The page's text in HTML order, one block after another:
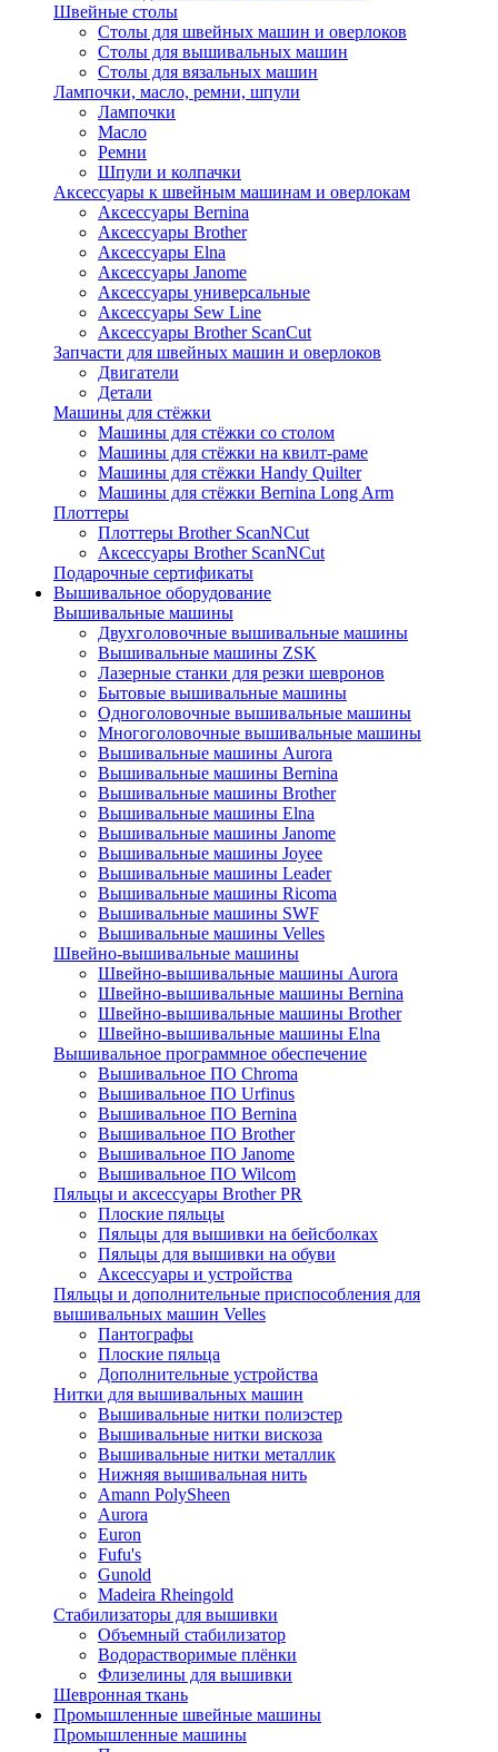
Швейные столы
Столы для швейных машин и оверлоков
Столы для вышивальных машин
Столы для вязальных машин
Лампочки, масло, ремни, шпули
Лампочки
Масло
Ремни
Шпули и колпачки
Аксессуары к швейным машинам и оверлокам
Аксессуары Bernina
Аксессуары Brother
Аксессуары Elna
Аксессуары Janome
Аксессуары универсальные
Аксессуары Sew Line
Аксессуары Brother ScanCut
Запчасти для швейных машин и оверлоков
Двигатели
Детали
Машины для стёжки
Машины для стёжки со столом
Машины для стёжки на квилт-раме
Машины для стёжки Handy Quilter
Машины для стёжки Bernina Long Arm
Плоттеры
Плоттеры Brother ScanNCut
Аксессуары Brother ScanNCut
Подарочные сертификаты
Вышивальное оборудование
Вышивальные машины
Двухголовочные вышивальные машины
Вышивальные машины ZSK
Лазерные станки для резки шевронов
Бытовые вышивальные машины
Одноголовочные вышивальные машины
Многоголовочные вышивальные машины
Вышивальные машины Aurora
Вышивальные машины Bernina
Вышивальные машины Brother
Вышивальные машины Elna
Вышивальные машины Janome
Вышивальные машины Joyee
Вышивальные машины Leader
Вышивальные машины Ricoma
Вышивальные машины SWF
Вышивальные машины Velles
Швейно-вышивальные машины
Швейно-вышивальные машины Aurora
Швейно-вышивальные машины Bernina
Швейно-вышивальные машины Brother
Швейно-вышивальные машины Elna
Вышивальное программное обеспечение
Вышивальное ПО Chroma
Вышивальное ПО Urfinus
Вышивальное ПО Bernina
Вышивальное ПО Brother
Вышивальное ПО Janome
Вышивальное ПО Wilcom
Пяльцы и аксессуары Brother PR
Плоские пяльцы
Пяльцы для вышивки на бейсболках
Пяльцы для вышивки на обуви
Аксессуары и устройства
Пяльцы и дополнительные приспособления для
вышивальных машин Velles
Пантографы
Плоские пяльца
Дополнительные устройства
Нитки для вышивальных машин
Вышивальные нитки полиэстер
Вышивальные нитки вискоза
Вышивальные нитки металлик
Нижняя вышивальная нить
Amann PolySheen
Aurora
Euron
Fufu's
Gunold
Madeira Rheingold
Стабилизаторы для вышивки
Объемный стабилизатор
Водорастворимые плёнки
Флизелины для вышивки
Шевронная ткань
Промышленные швейные машины
Промышленные машины